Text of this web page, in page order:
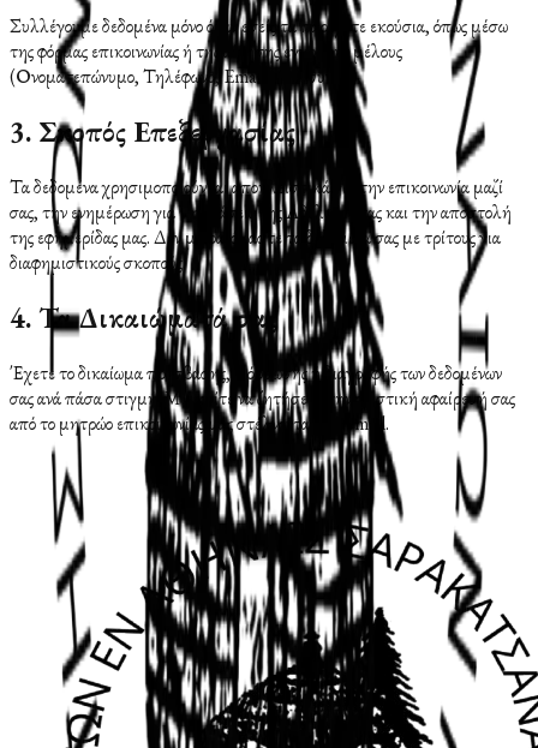
Συλλέγουμε δεδομένα μόνο όταν εσείς τα παρέχετε εκούσια, όπως μέσω
της φόρμας επικοινωνίας ή της αίτησης εγγραφής μέλους
(Ονοματεπώνυμο, Τηλέφωνο, Email, Διεύθυνση).
3. Σκοπός Επεξεργασίας
Τα δεδομένα χρησιμοποιούνται αποκλειστικά για την επικοινωνία μαζί
σας, την ενημέρωση για τις δράσεις της Αδελφότητας και την αποστολή
της εφημερίδας μας. Δεν μοιραζόμαστε τα δεδομένα σας με τρίτους για
διαφημιστικούς σκοπούς.
4. Τα Δικαιώματά σας
Έχετε το δικαίωμα πρόσβασης, διόρθωσης ή διαγραφής των δεδομένων
σας ανά πάσα στιγμή. Μπορείτε να ζητήσετε την οριστική αφαίρεσή σας
από το μητρώο επικοινωνίας μας στέλνοντας ένα email.